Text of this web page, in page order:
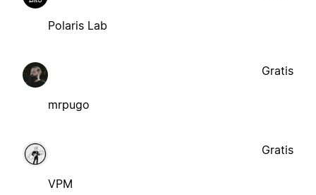
Polaris Lab
mrpugo
Gratis
VPM
Gratis